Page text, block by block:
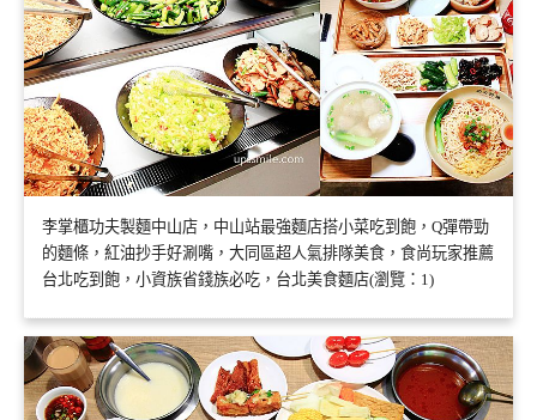
李掌櫃功夫製麵中山店，中山站最強麵店搭小菜吃到飽，Q彈帶勁
的麵條，紅油抄手好涮嘴，大同區超人氣排隊美食，食尚玩家推薦
台北吃到飽，小資族省錢族必吃，台北美食麵店(瀏覽：1)